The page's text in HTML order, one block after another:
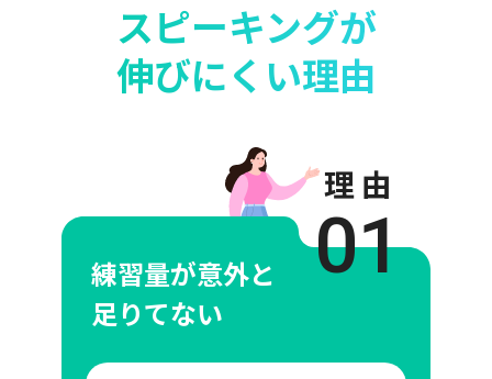
スピーキングが
伸びにくい理由
理 由
01
練習量が意外と
足りてない